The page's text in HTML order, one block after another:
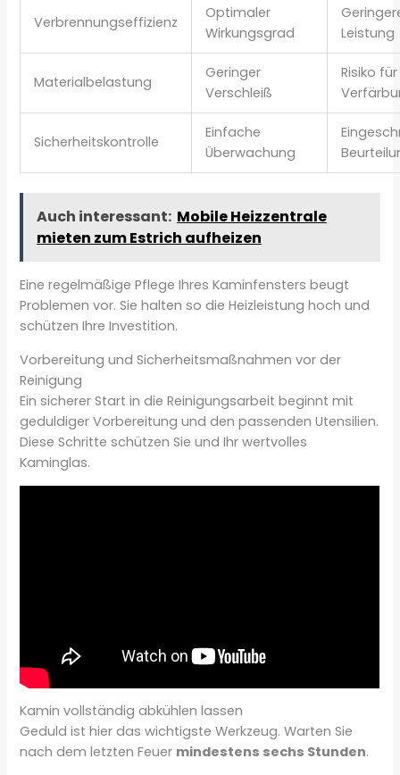
Verbrennungseffizienz
Optimaler
Wirkungsgrad
Leistung
Materialbelastung
Geringer
Verschleiß
Risiko für
Sicherheitskontrolle
Einfache
Überwachung
Auch interessant: Mobile Heizzentrale
mieten zum Estrich aufheizen
Eine regelmäßige Pflege Ihres Kaminfensters beugt
Problemen vor. Sie halten so die Heizleistung hoch und
schützen Ihre Investition.
Vorbereitung und Sicherheitsmaßnahmen vor der
Reinigung
Ein sicherer Start in die Reinigungsarbeit beginnt mit
geduldiger Vorbereitung und den passenden Utensilien.
Diese Schritte schützen Sie und Ihr wertvolles
Kaminglas.
Kamin vollständig abkühlen lassen
Geduld ist hier das wichtigste Werkzeug. Warten Sie
nach dem letzten Feuer mindestens sechs Stunden.